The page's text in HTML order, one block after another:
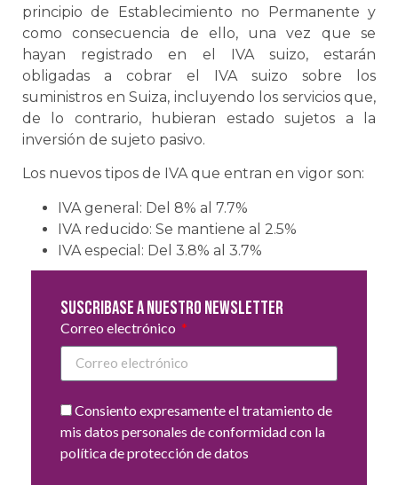
principio de Establecimiento no Permanente y
como consecuencia de ello, una vez que se
hayan registrado en el IVA suizo, estarán
obligadas a cobrar el IVA suizo sobre los
suministros en Suiza, incluyendo los servicios que,
de lo contrario, hubieran estado sujetos a la
inversión de sujeto pasivo.
Los nuevos tipos de IVA que entran en vigor son:
IVA general: Del 8% al 7.7%
IVA reducido: Se mantiene al 2.5%
IVA especial: Del 3.8% al 3.7%
Suscribase a nuestro newsletter
Correo electrónico
Consiento expresamente el tratamiento de
mis datos personales de conformidad con la
política de protección de datos